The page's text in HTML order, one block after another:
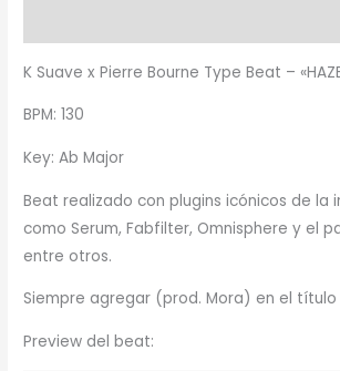
K Suave x Pierre Bourne Type Beat –
BPM: 130
Key: Ab Major
Beat realizado con plugins icónicos de la
como Serum, Fabfilter, Omnisphere y el
entre otros.
Siempre agregar (prod. Mora) en el
Preview del beat: